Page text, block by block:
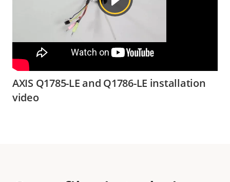
AXIS Q1785-LE and Q1786-LE installation
video